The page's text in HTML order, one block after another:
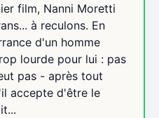
film, Nanni Moretti
à reculons. En
d'un homme
lourde pour lui : pas
pas - après tout
accepte d'être le